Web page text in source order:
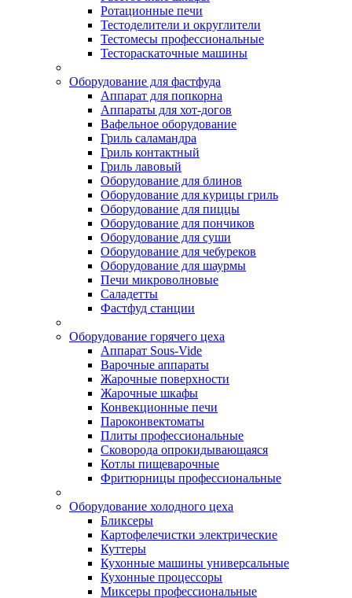
Ротационные печи
Тестоделители и округлители
Тестомесы профессиональные
Тестораскаточные машины
Оборудование для фастфуда
Аппарат для попкорна
Аппараты для хот-догов
Вафельное оборудование
Гриль саламандра
Гриль контактный
Гриль лавовый
Оборудование для блинов
Оборудование для курицы гриль
Оборудование для пиццы
Оборудование для пончиков
Оборудование для суши
Оборудование для чебуреков
Оборудование для шаурмы
Печи микроволновые
Саладетты
Фастфуд станции
Оборудование горячего цеха
Аппарат Sous-Vide
Варочные аппараты
Жарочные поверхности
Жарочные шкафы
Конвекционные печи
Пароконвектоматы
Плиты профессиональные
Сковорода опрокидывающаяся
Котлы пищеварочные
Фритюрницы профессиональные
Оборудование холодного цеха
Бликсеры
Картофелечистки электрические
Куттеры
Кухонные машины универсальные
Кухонные процессоры
Миксеры профессиональные